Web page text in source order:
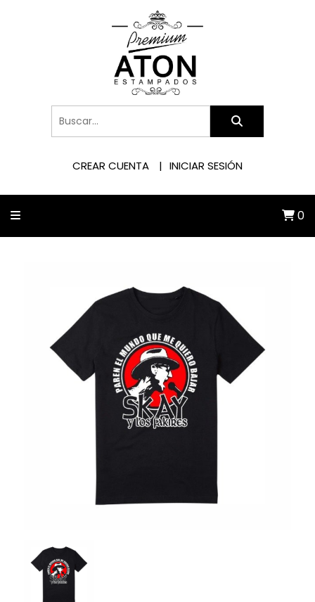
CREAR CUENTA INICIAR SESIÓN
0